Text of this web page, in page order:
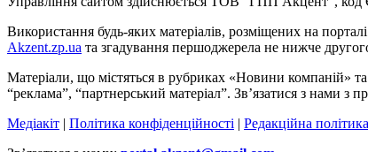
Використання будь-яких матеріалів, розміщених на
Akzent.zp.ua та згадування першоджерела не нижче
Матеріали, що містяться в рубриках «Новини компаній»
“реклама”, “партнерський матеріал”. Зв’язатися з нами з
Медіакіт | Політика конфіденційності | Редакційна політика